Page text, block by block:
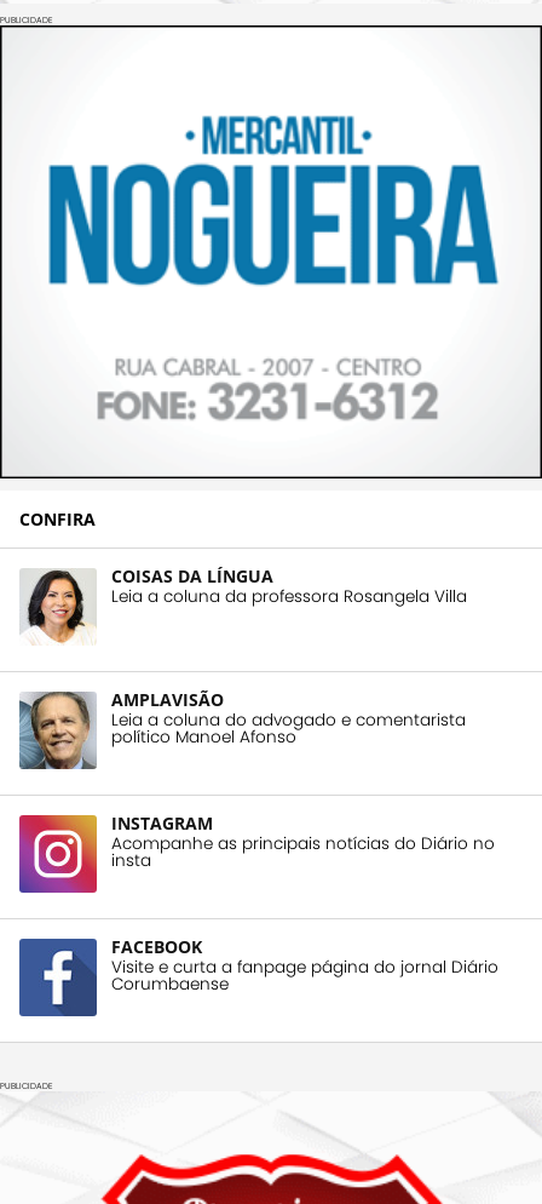
PUBLICIDADE
CONFIRA
COISAS DA LÍNGUA
Leia a coluna da professora Rosangela Villa
AMPLAVISÃO
Leia a coluna do advogado e comentarista
político Manoel Afonso
INSTAGRAM
Acompanhe as principais notícias do Diário no
insta
FACEBOOK
Visite e curta a fanpage página do jornal Diário
Corumbaense
PUBLICIDADE